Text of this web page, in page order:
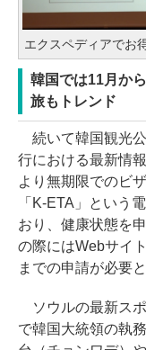
エクスペディアでお
韓国では11月か
旅もトレンド
続いて韓国観光
行における最新情
より無期限でのビ
「K‐ETA」という
おり、健康状態を
の際にはWebサイ
までの申請が必要
ソウルの最新ス
で韓国大統領の執